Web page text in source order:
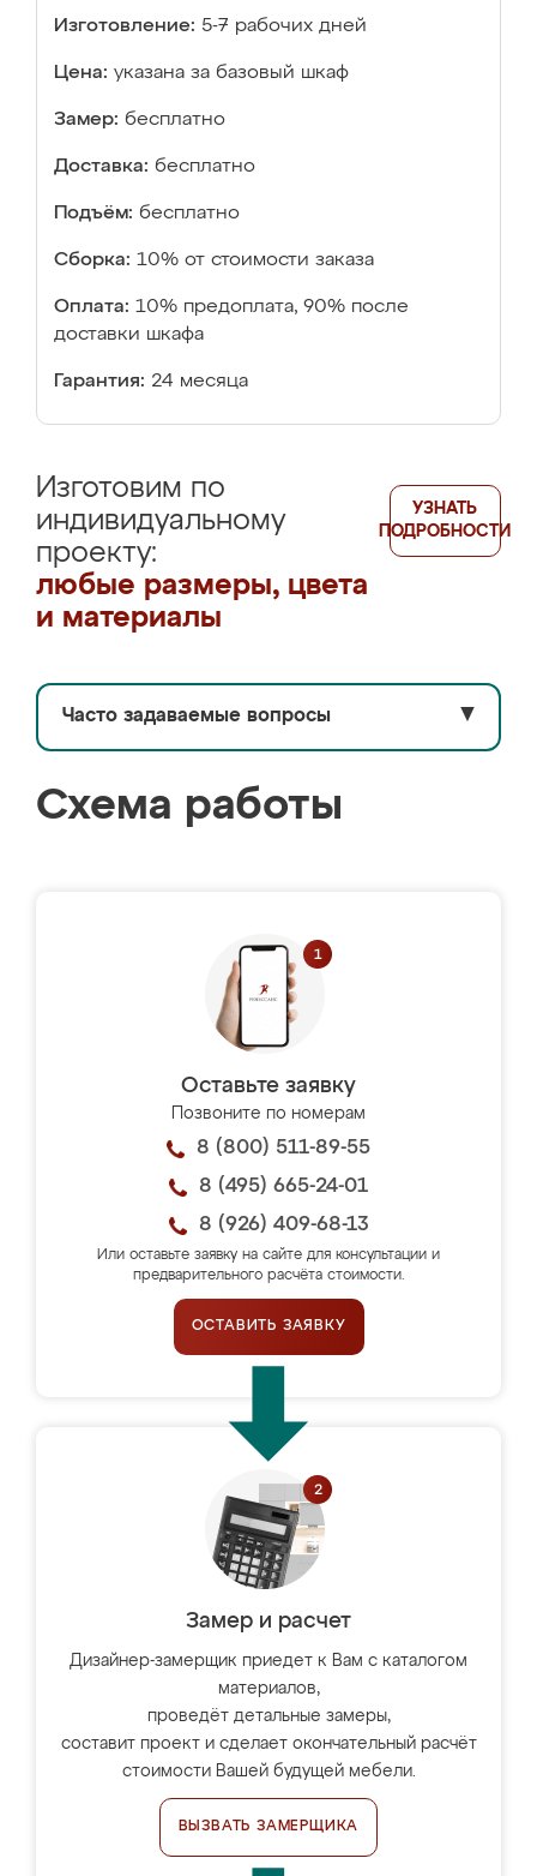
Изготовление: 5-7 рабочих дней
Цена: указана за базовый шкаф
Замер: бесплатно
Доставка: бесплатно
Подъём: бесплатно
Сборка: 10% от стоимости заказа
Оплата: 10% предоплата, 90% после
доставки шкафа
Гарантия: 24 месяца
Изготовим по
индивидуальному
проекту:
любые размеры, цвета
и материалы
УЗНАТЬ
ПОДРОБНОСТИ
Часто задаваемые вопросы ▼
Схема работы
Оставьте заявку
Позвоните по номерам
8 (800) 511-89-55
8 (495) 665-24-01
8 (926) 409-68-13
Или оставьте заявку на сайте для консультации и
предварительного расчёта стоимости.
ОСТАВИТЬ ЗАЯВКУ
Замер и расчет
Дизайнер-замерщик приедет к Вам с каталогом
материалов,
проведёт детальные замеры,
составит проект и сделает окончательный расчёт
стоимости Вашей будущей мебели.
ВЫЗВАТЬ ЗАМЕРЩИКА